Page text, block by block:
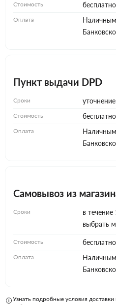
Стоимость бесплатно
Оплата
Пункт выдачи DPD
Сроки
Стоимость бесплатно
Оплата
Самовывоз из
Сроки
в течение
выбрать
Стоимость бесплатно
Оплата
Узнать подробные условия